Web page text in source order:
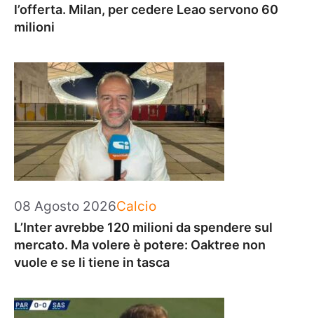
l’offerta. Milan, per cedere Leao servono 60
milioni
08 Agosto 2026Categorie
Calcio
L’Inter avrebbe 120 milioni da spendere sul
mercato. Ma volere è potere: Oaktree non
vuole e se li tiene in tasca